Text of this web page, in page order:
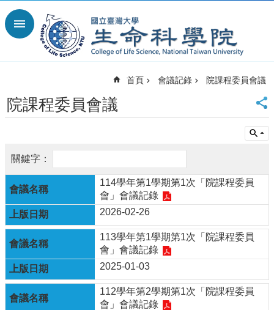
跳到主要內容區塊
進
首
頁
首
頁
網
站
導
覽
English
最
新
消
息
首頁 會議記錄 院課程委員會議
院課程委員會議
114學年第1學期第1次「院課程委員
會」會議記錄
2026-02-26
113學年第1學期第1次「院課程委員
會」會議記錄
2025-01-03
112學年第2學期第1次「院課程委員
會」會議記錄